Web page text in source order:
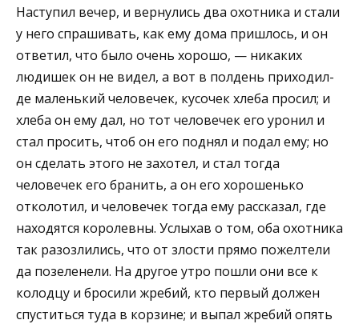
Наступил вечер, и вернулись два охотника и стали
у него спрашивать, как ему дома пришлось, и он
ответил, что было очень хорошо, — никаких
людишек он не видел, а вот в полдень приходил-
де маленький человечек, кусочек хлеба просил; и
хлеба он ему дал, но тот человечек его уронил и
стал просить, чтоб он его поднял и подал ему; но
он сделать этого не захотел, и стал тогда
человечек его бранить, а он его хорошенько
отколотил, и человечек тогда ему рассказал, где
находятся королевны. Услыхав о том, оба охотника
так разозлились, что от злости прямо пожелтели
да позеленели. На другое утро пошли они все к
колодцу и бросили жребий, кто первый должен
спуститься туда в корзине; и выпал жребий опять